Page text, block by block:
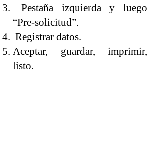
Pestaña izquierda y luego
“Pre-solicitud”.
Registrar datos.
Aceptar, guardar, imprimir,
listo.